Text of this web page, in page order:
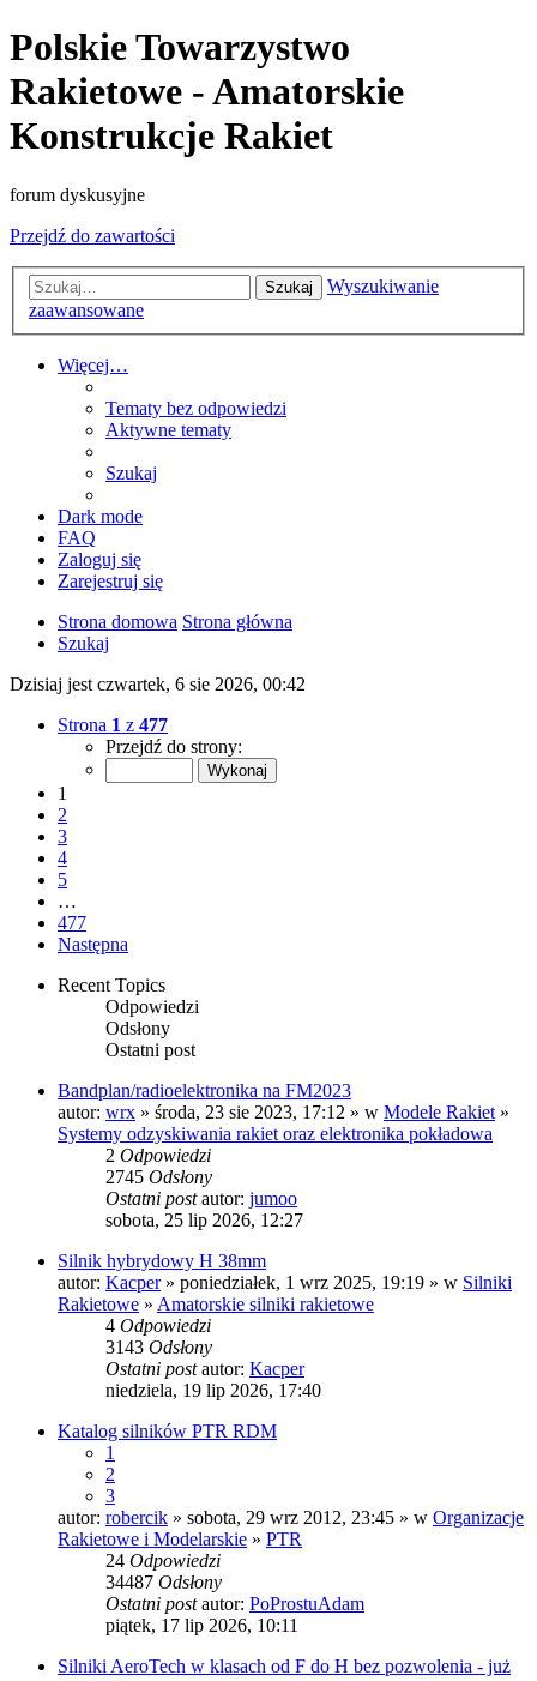
Polskie Towarzystwo
Rakietowe - Amatorskie
Konstrukcje Rakiet
forum dyskusyjne
Przejdź do zawartości
Szukaj
Wyszukiwanie
zaawansowane
Więcej…
Tematy bez odpowiedzi
Aktywne tematy
Szukaj
Dark mode
FAQ
Zaloguj się
Zarejestruj się
Strona domowa Strona główna
Szukaj
Dzisiaj jest czwartek, 6 sie 2026, 00:42
Strona 1 z 477
Przejdź do strony:
1
2
3
4
5
…
477
Następna
Recent Topics
Odpowiedzi
Odsłony
Ostatni post
Bandplan/radioelektronika na FM2023
autor: wrx » środa, 23 sie 2023, 17:12 » w Modele Rakiet»
Systemy odzyskiwania rakiet oraz elektronika pokładowa
2 Odpowiedzi
2745 Odsłony
Ostatni postautor: jumoo
sobota, 25 lip 2026, 12:27
Silnik hybrydowy H 38mm
autor: Kacper» poniedziałek, 1 wrz 2025, 19:19 » w Silniki
Rakietowe » Amatorskie silniki rakietowe
4 Odpowiedzi
3143 Odsłony
Ostatni postautor: Kacper
niedziela, 19 lip 2026, 17:40
Katalog silników PTR RDM
1
2
3
autor: robercik » sobota, 29 wrz 2012, 23:45 » w Organizacje
Rakietowe i Modelarskie » PTR
24 Odpowiedzi
34487 Odsłony
Ostatni postautor: PoProstuAdam
piątek, 17 lip 2026, 10:11
Silniki AeroTech w klasach od F do H bez pozwolenia - już